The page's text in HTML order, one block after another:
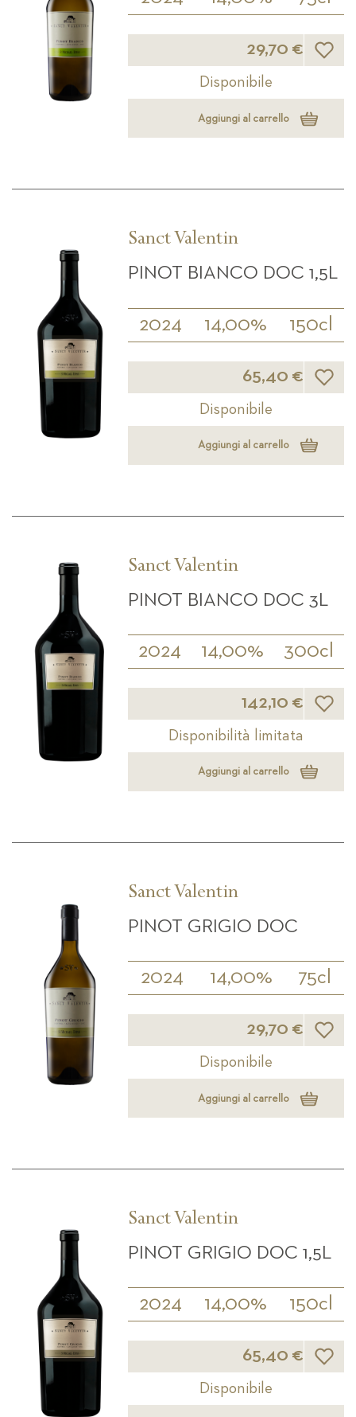
29,70 € Lista
Disponibile
Aggiungi al carrello
Sanct Valentin
PINOT BIANCO DOC 1,5L
2024 14,00% 150cl
65,40 €
Disponibile
Aggiungi al carrello
Sanct Valentin
PINOT BIANCO DOC 3L
2024 14,00% 300cl
142,10 € Lista
Disponibilità limitata
Aggiungi al carrello
Sanct Valentin
PINOT GRIGIO DOC
2024 14,00% 75cl
29,70 € Lista
Disponibile
Aggiungi al carrello
Sanct Valentin
PINOT GRIGIO DOC 1,5L
2024 14,00% 150cl
65,40 € Lista
Disponibile